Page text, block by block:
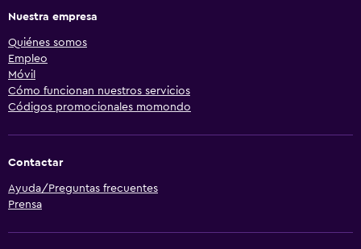
Nuestra empresa
Quiénes somos
Empleo
Móvil
Cómo funcionan nuestros servicios
Códigos promocionales momondo
Contactar
Ayuda/Preguntas frecuentes
Prensa